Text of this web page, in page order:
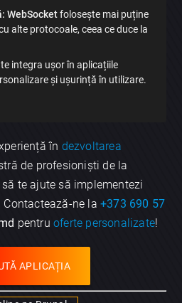
WebSocketfolosește mai puține
alte protocoale, ceea ce duce la
integra ușor în aplicațiile
și ușurință în utilizare.
în dezvoltarea
de profesioniști de la
te ajute să implementezi
Contactează-ne la+373 690 57
pentruoferte personalizate!
APLICAȚIA